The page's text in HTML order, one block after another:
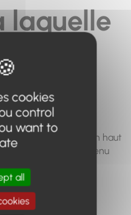
laquelle
à
plus.
de recherche en haut
pour trouver le contenu
cookies
control
want to
all